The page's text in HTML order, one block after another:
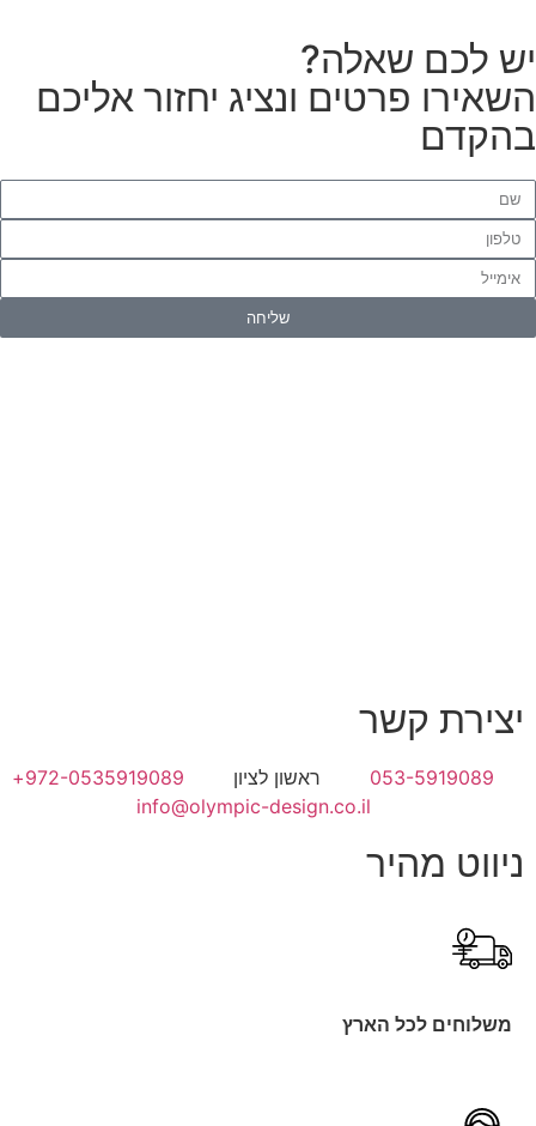
לכם שאלה?
פרטים ונציג יחזור אליכם
שליחה
ניווט מהיר
משלוחים לכל הארץ
יצירת קשר
053-5919089 ראשון לציון
972-0535919089+
info@olympic-design.co.il